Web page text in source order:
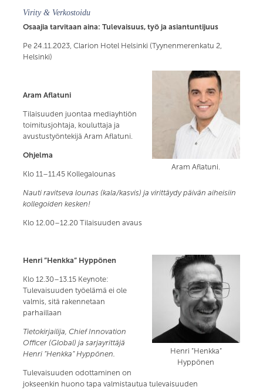
Virity & Verkostoidu
Osaajia tarvitaan aina: Tulevaisuus, työ ja asiantuntijuus
Pe 24.11.2023, Clarion Hotel Helsinki (Tyynenmerenkatu 2,
Helsinki)
Aram Aflatuni.
Aram Aflatuni
Tilaisuuden juontaa mediayhtiön
toimitusjohtaja, kouluttaja ja
avustustyöntekijä Aram Aflatuni.
Ohjelma
Klo 11–11.45 Kollegalounas
Nauti ravitseva lounas (kala/kasvis) ja virittäydy päivän aiheisiin
kollegoiden kesken!
Klo 12.00–12.20 Tilaisuuden avaus
Henri ”Henkka”
Hyppönen
Henri ”Henkka” Hyppönen
Klo 12.30–13.15 Keynote:
Tulevaisuuden työelämä ei ole
valmis, sitä rakennetaan
parhaillaan
Tietokirjailija, Chief Innovation
Officer (Global) ja sarjayrittäjä
Henri ”Henkka” Hyppönen.
Tulevaisuuden odottaminen on
jokseenkin huono tapa valmistautua tulevaisuuden